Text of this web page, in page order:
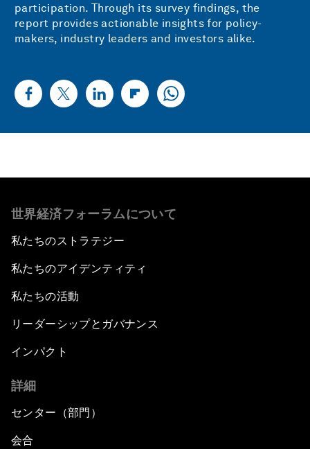
participation. Through its survey findings, the
report provides actionable insights for policy-
makers, industry leaders and investors alike.
世界経済フォーラムについて
私たちのストラテジー
私たちのアイデンティティ
私たちの活動
リーダーシップとガバナンス
インパクト
詳細
センター（部門）
会合